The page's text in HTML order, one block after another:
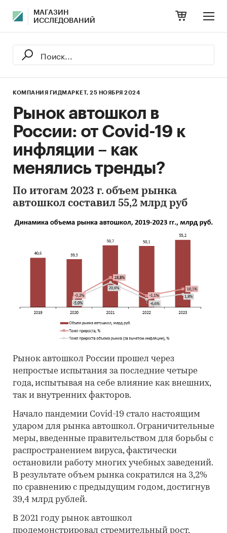
МАГАЗИН
ИССЛЕДОВАНИЙ
КОМПАНИЯ ГИДМАРКЕТ, 25 НОЯБРЯ 2024
Рынок автошкол в
России: от Covid-19 к
инфляции – как
менялись тренды?
По итогам 2023 г. объем рынка
автошкол составил 55,2 млрд руб
Рынок автошкол России прошел через
непростые испытания за последние четыре
года, испытывая на себе влияние как внешних,
так и внутренних факторов.
Начало пандемии Covid-19 стало настоящим
ударом для рынка автошкол. Ограничительные
меры, введенные правительством для борьбы с
распространением вируса, фактически
остановили работу многих учебных заведений.
В результате объем рынка сократился на 3,2%
по сравнению с предыдущим годом, достигнув
39,4 млрд рублей.
В 2021 году рынок автошкол
продемонстрировал стремительный рост,